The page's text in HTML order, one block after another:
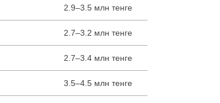
2.9–3.5 млн тенге
2.7–3.2 млн тенге
2.7–3.4 млн тенге
3.5–4.5 млн тенге